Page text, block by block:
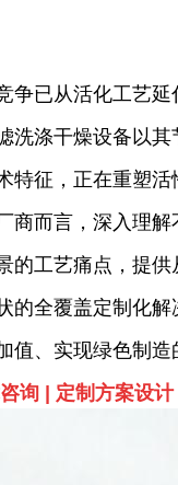
争已从活化工艺延
洗涤干燥设备以其
特征，正在重塑活
商而言，深入理解
的工艺痛点，提
的全覆盖定制化解
值、实现绿色制造
询 | 定制方案设